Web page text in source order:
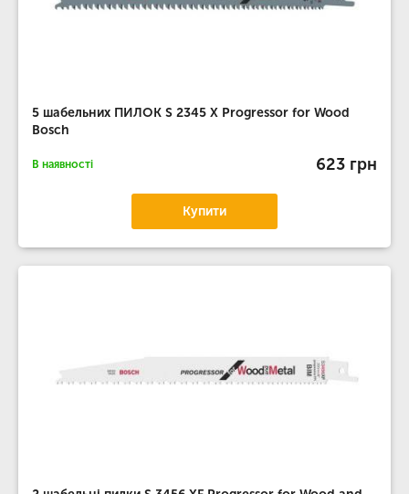
5 шабельних ПИЛОК S 2345 X Progressor for Wood
Bosch
В наявності 623 грн
Купити